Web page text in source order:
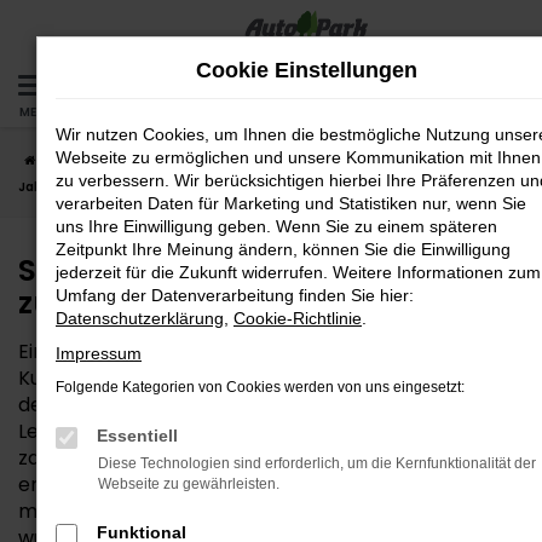
Zum
springen
MENÜ
Startseite Hersteller Seat Seat Arona
Seat Arona
Jahreswagen – zuverlässig und gut eingefahren
Seat Arona Jahreswagen –
zuverlässig und gut eingefahren
Ein Seat Arona Jahreswagen stellt für viele unserer
Kundinnen und Kunden die bestmögliche Variante
des Autokaufs dar. Der Grund hierfür liegt im Preis-
Leistungs-Verhältnis, das kaum zu toppen ist. Sie
zahlen den Preis für einen Gebrauchtwagen,
erwerben jedoch ein fast noch neues Auto, das
maximal vor einem Jahr zum ersten Mal zugelassen
Cookie Einstellungen
Wir nutzen Cookies, um Ihnen die bestmögliche Nutzung
Webseite zu ermöglichen und unsere Kommunikation mit Ihnen
zu verbessern. Wir berücksichtigen hierbei Ihre Präferenzen
verarbeiten Daten für Marketing und Statistiken nur, wenn Sie
uns Ihre Einwilligung geben. Wenn Sie zu einem späteren
Zeitpunkt Ihre Meinung ändern, können Sie die Einwilligung
jederzeit für die Zukunft widerrufen. Weitere Informationen zum
Umfang der Datenverarbeitung finden Sie hier:
Datenschutzerklärung Cookie-Richtlinie
Impressum
Folgende Kategorien von Cookies werden von uns eingesetzt:
Essentiell
Diese Technologien sind erforderlich, um die Kernfunktionalität der
Webseite zu gewährleisten.
Funktional